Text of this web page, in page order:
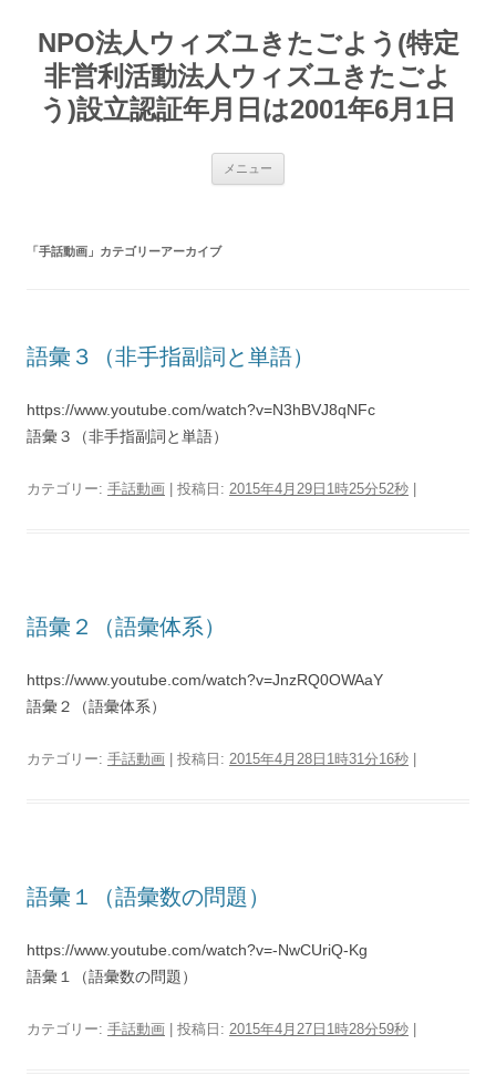
テ
ンNPO法人ウィズユきたごよう(特定
非営利活動法人ウィズユきたごよ
う)設立認証年月日は2001年6月1日
メニュー
「手話動画 」カテゴリーアーカイブ
語彙３（非手指副詞と単語）
https://www.youtube.com/watch?v=N3hBVJ8qNFc
語彙３（非手指副詞と単語）
カテゴリー: 手話動画 | 投稿日: 2015年4月29日1時25分52秒
語彙２（語彙体系）
https://www.youtube.com/watch?v=JnzRQ0OWAaY
語彙２（語彙体系）
カテゴリー: 手話動画 | 投稿日: 2015年4月28日1時31分16秒
語彙１（語彙数の問題）
https://www.youtube.com/watch?v=-NwCUriQ-Kg
語彙１（語彙数の問題）
カテゴリー: 手話動画 | 投稿日: 2015年4月27日1時28分59秒